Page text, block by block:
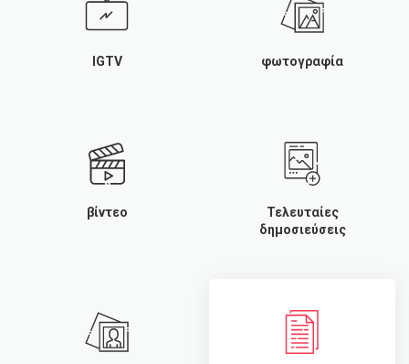
IGTV φωτογραφία
βίντεο
Τελευταίες
δημοσιεύσεις